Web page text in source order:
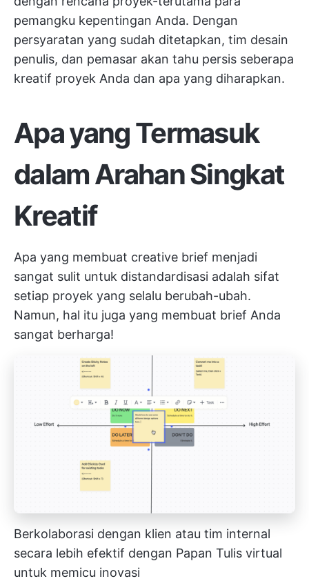
pemangku kepentingan Anda. Dengan
persyaratan yang sudah ditetapkan, tim desain
penulis, dan pemasar akan tahu persis seberapa
kreatif proyek Anda dan apa yang diharapkan.
Apa yang Termasuk
dalam Arahan Singkat
Kreatif
Apa yang membuat creative brief menjadi
sangat sulit untuk distandardisasi adalah sifat
setiap proyek yang selalu berubah-ubah.
Namun, hal itu juga yang membuat brief Anda
sangat berharga!
Berkolaborasi dengan klien atau tim internal
secara lebih efektif dengan Papan Tulis virtual
untuk memicu inovasi